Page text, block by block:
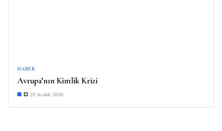
HABER
Avrupa’nın Kimlik Krizi
29 Aralık 2020